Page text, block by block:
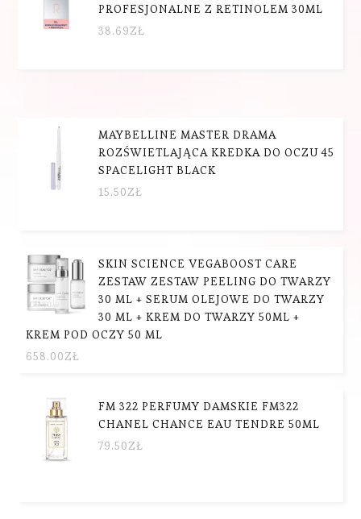
PROFESJONALNE Z RETINOLEM 30ML
38.69ZŁ
MAYBELLINE MASTER DRAMA
ROZŚWIETLAJĄCA KREDKA DO OCZU 45
SPACELIGHT BLACK
15.50ZŁ
SKIN SCIENCE VEGABOOST CARE
ZESTAW ZESTAW PEELING DO TWARZY
30 ML + SERUM OLEJOWE DO TWARZY
30 ML + KREM DO TWARZY 50ML +
KREM POD OCZY 50 ML
658.00ZŁ
FM 322 PERFUMY DAMSKIE FM322
CHANEL CHANCE EAU TENDRE 50ML
79.50ZŁ